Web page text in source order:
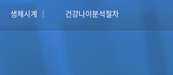
생체시계 │ 건강나이분석절차